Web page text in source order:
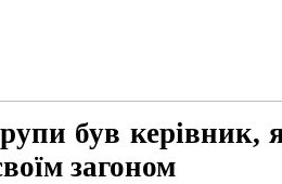
був керівник,
загоном